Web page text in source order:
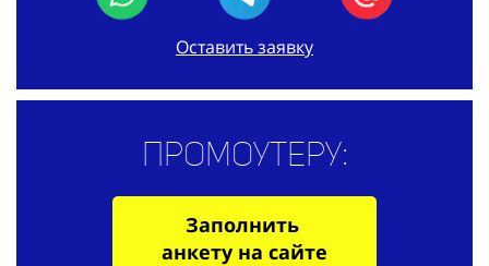
Оставить заявку
Промоутеру:
Заполнить
анкету на сайте